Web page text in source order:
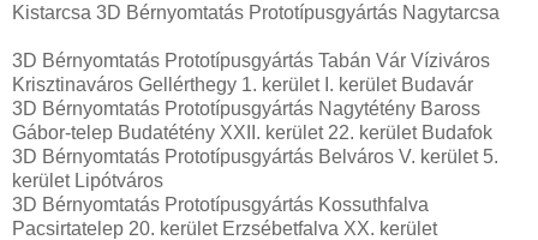
Kistarcsa 3D Bérnyomtatás Prototípusgyártás Nagytarcsa
3D Bérnyomtatás Prototípusgyártás Tabán Vár Víziváros
Krisztinaváros Gellérthegy 1. kerület I. kerület Budavár
3D Bérnyomtatás Prototípusgyártás Nagytétény Baross
Gábor-telep Budatétény XXII. kerület 22. kerület Budafok
3D Bérnyomtatás Prototípusgyártás Belváros V. kerület 5.
kerület Lipótváros
3D Bérnyomtatás Prototípusgyártás Kossuthfalva
Pacsirtatelep 20. kerület Erzsébetfalva XX. kerület